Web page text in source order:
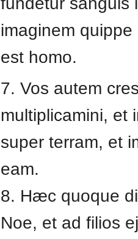
imaginem quippe
est homo.
7. Vos autem
multiplicamini, et
super terram, et
eam.
8. Hæc quoque
Noe, et ad filios